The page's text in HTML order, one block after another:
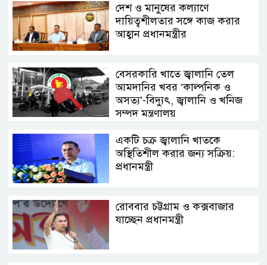
দেশ ও মানুষের কল্যাণে
দায়িত্বশীলতার সঙ্গে কাজ করার
আহ্বান প্রধানমন্ত্রীর
বেসরকারি খাতে জ্বালানি তেল
আমদানির খবর ‘কাল্পনিক ও
অসত্য’-বিদ্যুৎ, জ্বালানি ও খনিজ
সম্পদ মন্ত্রণালয়
একটি চক্র জ্বালানি খাতকে
অস্থিতিশীল করার জন্য সক্রিয়:
প্রধানমন্ত্রী
রোববার চট্টগ্রাম ও কক্সবাজার
যাচ্ছেন প্রধানমন্ত্রী